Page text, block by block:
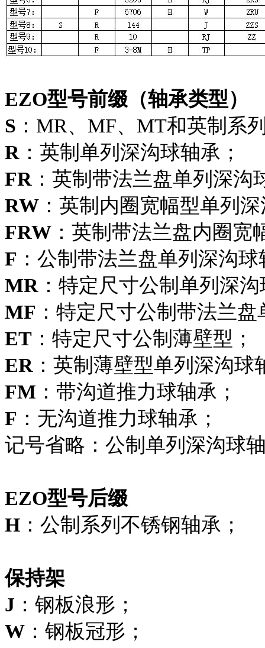
EZO型号前缀（轴承类型）
S ：MR、MF、MT和英制系
R ：英制单列深沟球轴承；
FR ：英制带法兰盘单列深沟
RW ：英制内圈宽幅型单列
FRW ：英制带法兰盘内圈
F ：公制带法兰盘单列深沟
MR ：特定尺寸公制单列深
MF ：特定尺寸公制带法兰
ET ：特定尺寸公制薄壁型；
ER ：英制薄壁型单列深沟球
FM ：带沟道推力球轴承；
F ：无沟道推力球轴承；
记号省略：公制单列深沟球
EZO型号后缀
H ：公制系列不锈钢轴承；
保持架
J ：钢板浪形；
W ：钢板冠形；